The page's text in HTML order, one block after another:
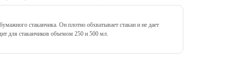
стаканчика. Он плотно обхватывает стакан и не дает
для стаканчиков объемом 250 и 500 мл.